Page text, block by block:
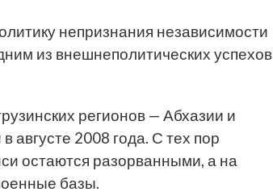
непризнания независимости
из внешнеполитических успехов
регионов — Абхазии и
2008 года. С тех пор
остаются разорванными, а на
базы.